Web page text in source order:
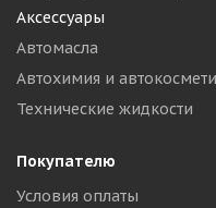
Аксессуары
Автомасла
Автохимия и
Технические жидкости
Покупателю
Условия оплаты